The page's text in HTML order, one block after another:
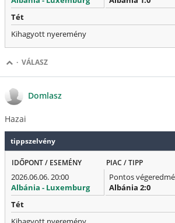
Tét
Kihagyott nyeremény
· VÁLASZ
Domlasz
Hazai
tippszelvény
IDŐPONT / ESEMÉNY PIAC / TIPP
2026.06.06. 20:00
Albánia - Luxemburg
Pontos
Albánia 2:0
Tét